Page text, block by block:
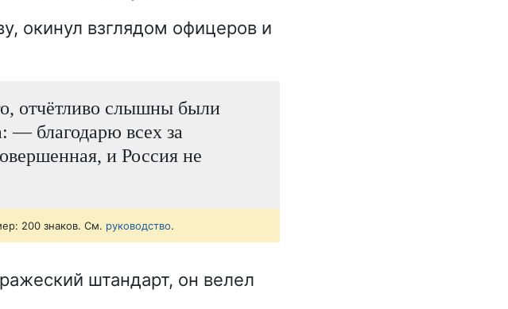
окинул взглядом офицеров и
отчётливо слышны были
— благодарю всех за
и Россия не
200 знаков. См. руководство.
штандарт, он велел